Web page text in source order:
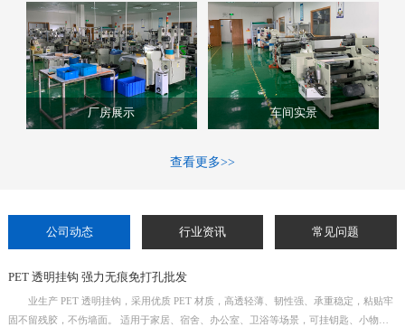
厂房展示 车间实景
查看更多>>
公司动态 行业资讯 常见问题
PET 透明挂钩 强力无痕免打孔批发
业生产 PET 透明挂钩，采用优质 PET 材质，高透轻薄、韧性强、承重稳定，粘贴牢
固不留残胶，不伤墙面。 适用于家居、宿舍、办公室、卫浴等场景，可挂钥匙、小物